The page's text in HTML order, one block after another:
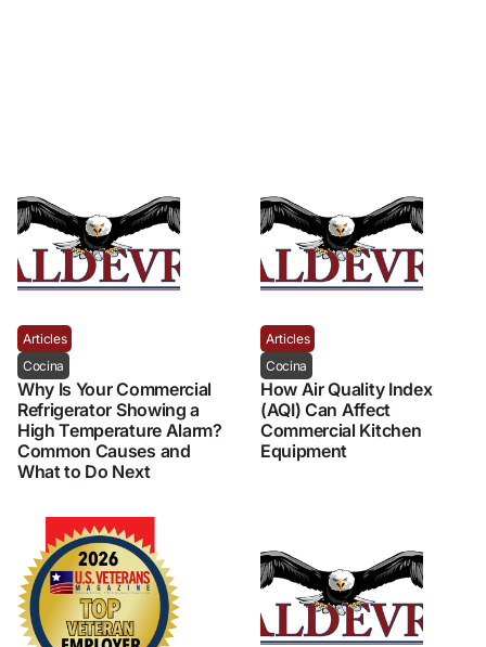
Articles
Cocina
Why Is Your Commercial
Refrigerator Showing a
High Temperature Alarm?
Common Causes and
What to Do Next
Articles
Cocina
How Air Quality Index
(AQI) Can Affect
Commercial Kitchen
Equipment